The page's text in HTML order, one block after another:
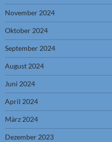
November 2024
Oktober 2024
September 2024
August 2024
Juni 2024
April 2024
März 2024
Dezember 2023